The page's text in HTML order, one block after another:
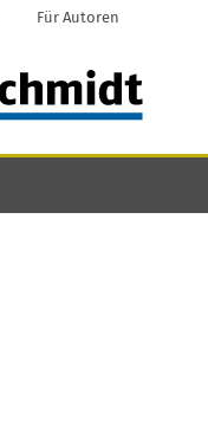
Für Autoren